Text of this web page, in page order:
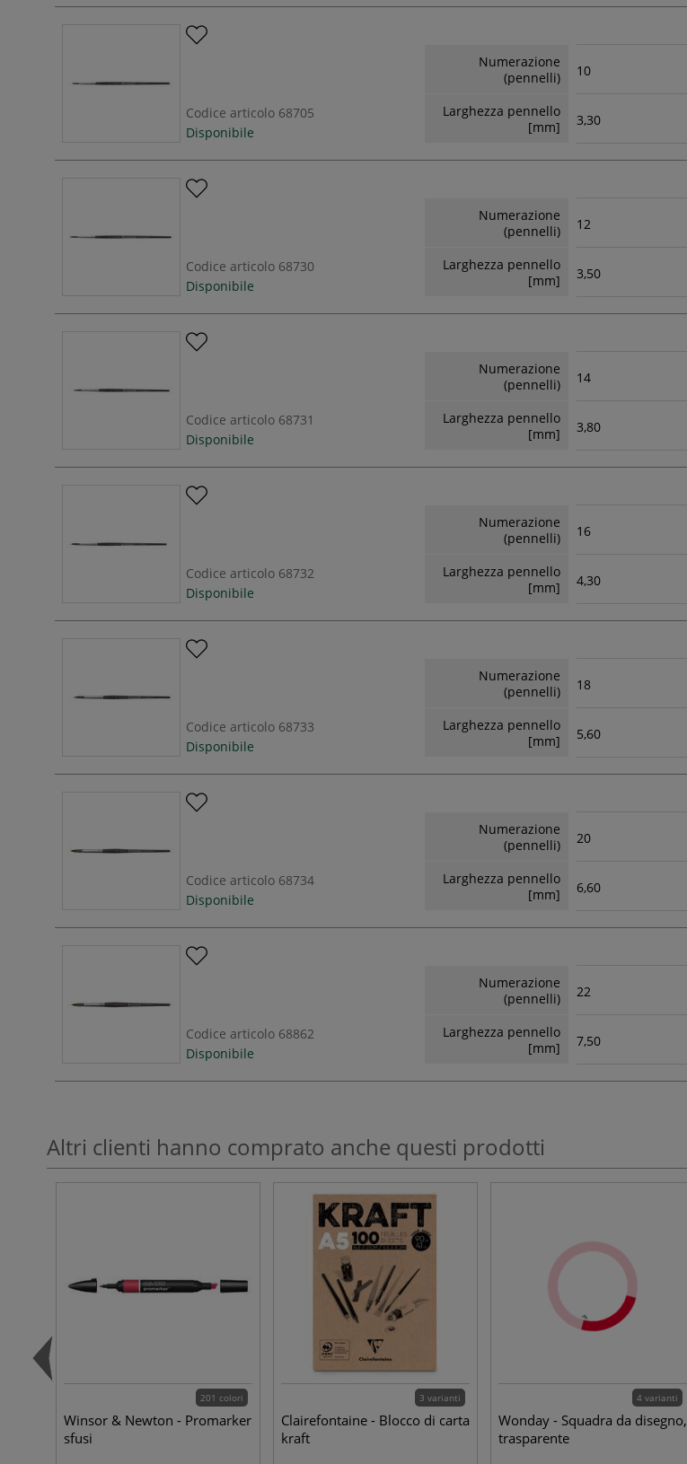
Codice articolo 68705
Disponibile
Numerazione
(pennelli)
10
Larghezza pennello
[mm]
3,30
Codice articolo 68730
Disponibile
Numerazione
(pennelli)
12
Larghezza pennello
[mm]
3,50
Codice articolo 68731
Disponibile
Numerazione
(pennelli)
14
Larghezza pennello
[mm]
3,80
Codice articolo 68732
Disponibile
Numerazione
(pennelli)
16
Larghezza pennello
[mm]
4,30
Codice articolo 68733
Disponibile
Numerazione
(pennelli)
18
Larghezza pennello
[mm]
5,60
Codice articolo 68734
Disponibile
Numerazione
(pennelli)
20
Larghezza pennello
[mm]
6,60
Codice articolo 68862
Disponibile
Numerazione
(pennelli)
22
Larghezza pennello
[mm]
7,50
Altri clienti hanno comprato anche questi prodotti
201 colori
Winsor & Newton - Promarker
sfusi
3 varianti
Clairefontaine - Blocco di carta
kraft
4 varianti
Wonday - Squadra da disegno,
trasparente